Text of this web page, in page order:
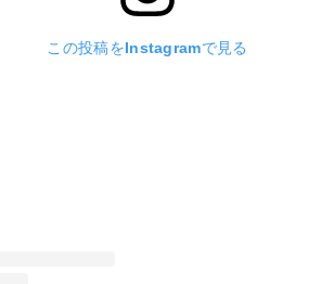
この投稿をInstagramで見る